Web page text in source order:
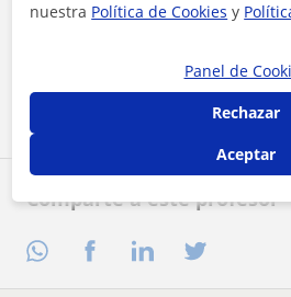
Comparte a este profesor
Al hacer clic, aceptas nuestroaviso legal
Contactar
nuestra Política de Cookies y
Panel de
Rechazar
Aceptar